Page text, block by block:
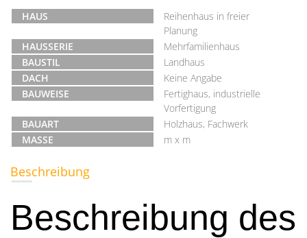
HAUS
Reihenhaus in freier
Planung
HAUSSERIE
Mehrfamilienhaus
BAUSTIL
Landhaus
DACH
Keine Angabe
BAUWEISE
Fertighaus, industrielle
Vorfertigung
BAUART
Holzhaus, Fachwerk
MASSE
m x m
Beschreibung
Beschreibung des